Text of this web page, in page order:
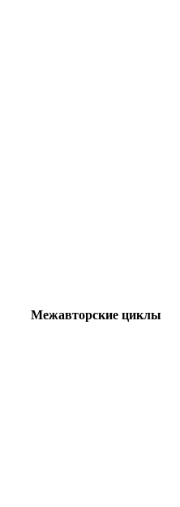
Межавторские циклы